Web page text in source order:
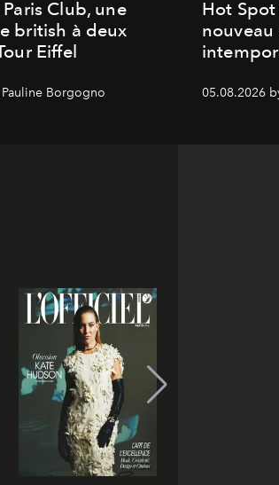
Club, une
british à deux
Eiffel
Borgogno
Hot
05.08.2026